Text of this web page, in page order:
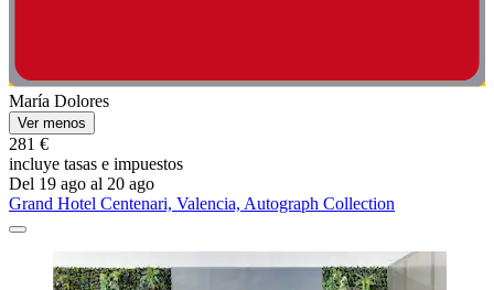
María Dolores
Ver menos
281 €
incluye tasas e impuestos
Del 19 ago al 20 ago
Grand Hotel Centenari, Valencia, Autograph Collection